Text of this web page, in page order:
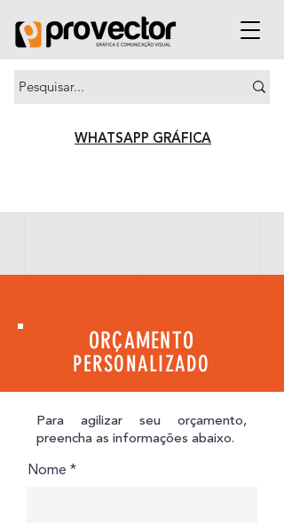
WHATSAPP GRÁFICA
ORÇAMENTO
PERSONALIZADO
Para agilizar seu orçamento,
preencha as informações abaixo.
Nome